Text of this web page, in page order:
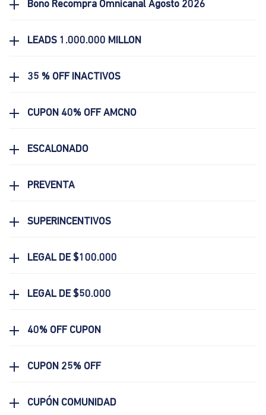
Bono Recompra Omnicanal Agosto 2026
LEADS 1.000.000 MILLON
35 % OFF INACTIVOS
CUPON 40% OFF AMCNO
ESCALONADO
PREVENTA
SUPERINCENTIVOS
LEGAL DE $100.000
LEGAL DE $50.000
40% OFF CUPON
CUPON 25% OFF
CUPÓN COMUNIDAD